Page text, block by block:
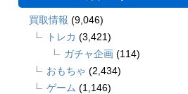
買取情報 (9,046)
トレカ (3,421)
ガチャ企画 (114)
おもちゃ (2,434)
ゲーム (1,146)